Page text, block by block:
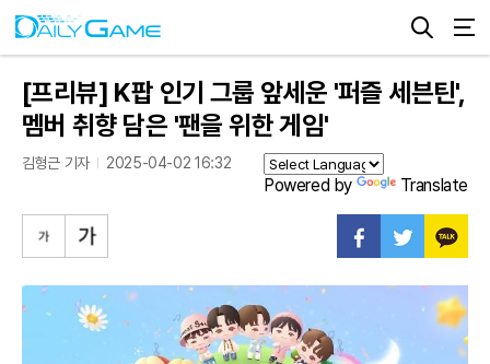
[프리뷰] K팝 인기 그룹 앞세운 '퍼즐 세븐틴',
멤버 취향 담은 '팬을 위한 게임'
김형근 기자 2025-04-02 16:32
Powered by Translate